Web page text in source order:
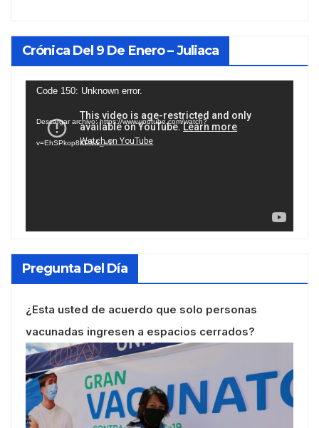
Crónica Del 9 De Enero – Juliaca
Reproductor
vídeo
Code 150: Unknown error.
Descargar archivo: https://www.youtube.com/watch?
v=EhSPkop8KPY&_=1
Pregunta Del Día
¿Esta usted de acuerdo que solo personas
vacunadas ingresen a espacios cerrados?